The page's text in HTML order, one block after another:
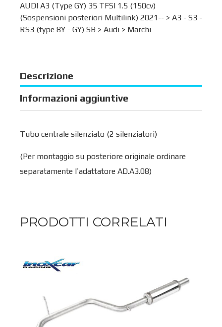
AUDI A3 (Type GY) 35 TFSI 1.5 (150cv)
(Sospensioni posteriori Multilink) 2021-- > A3 - S3 -
RS3 (type 8Y - GY) SB > Audi > Marchi
Descrizione
Informazioni aggiuntive
Tubo centrale silenziato (2 silenziatori)
(Per montaggio su posteriore originale ordinare
separatamente l’adattatore AD.A3.08)
PRODOTTI CORRELATI